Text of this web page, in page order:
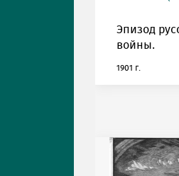
Эпизод
войны.
1901 г.